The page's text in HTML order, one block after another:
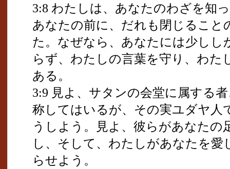
3:8 わたしは、あなたのわざを知
あなたの前に、だれも閉じること
た。なぜなら、あなたには少し
らず、わたしの言葉を守り、わ
ある。
3:9 見よ、サタンの会堂に属する
称してはいるが、その実ユダヤ人
うしよう。見よ、彼らがあなた
し、そして、わたしがあなたを
らせよう。